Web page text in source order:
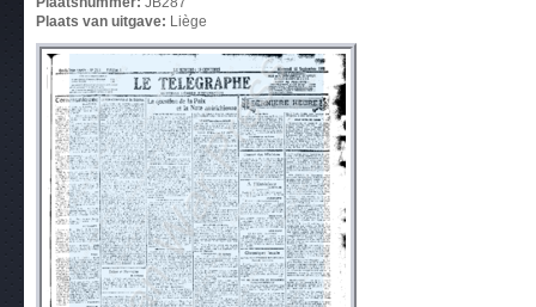
Plaats van uitgave: Liège